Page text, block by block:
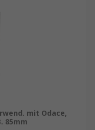
oder
Stößen und
Diffusoren
ohnemit Odace,
85mm